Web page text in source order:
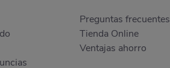
Preguntas frecuentes
Tienda Online
Ventajas ahorro